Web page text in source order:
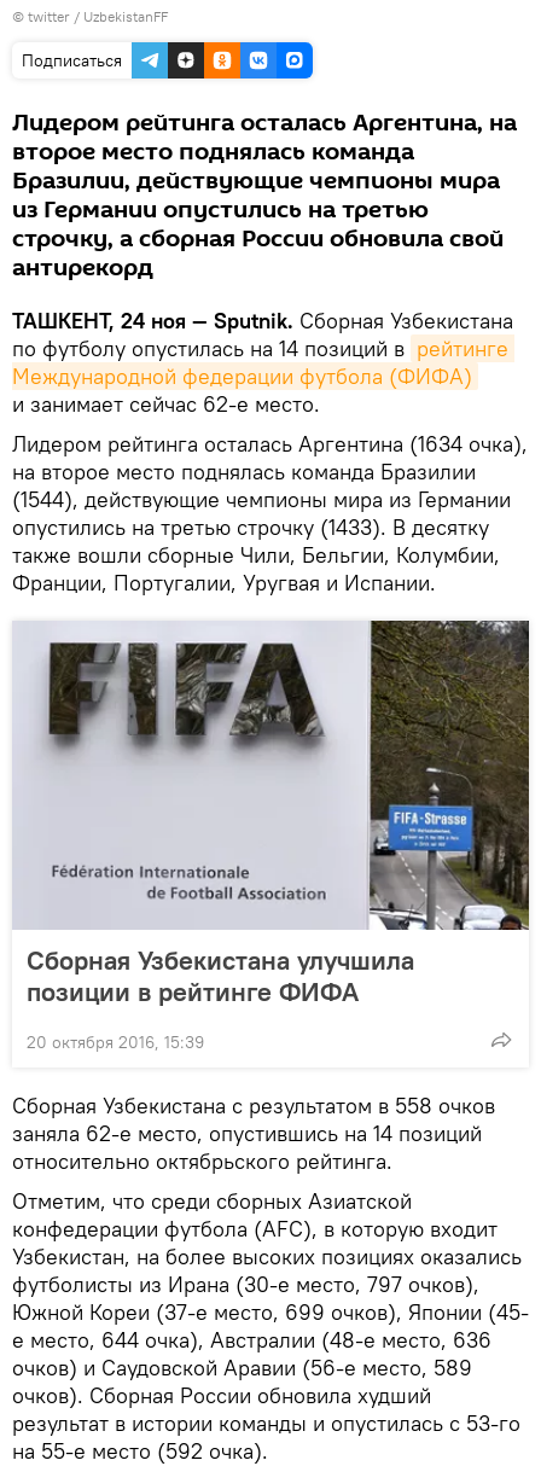
© twitter / UzbekistanFF
Подписаться
Лидером рейтинга осталась Аргентина, на
второе место поднялась команда
Бразилии, действующие чемпионы мира
из Германии опустились на третью
строчку, а сборная России обновила свой
антирекорд
ТАШКЕНТ, 24 ноя — Sputnik. Сборная Узбекистана
по футболу опустилась на 14 позиций в рейтинге
Международной федерации футбола (ФИФА)
и занимает сейчас 62-е место.
Лидером рейтинга осталась Аргентина (1634 очка),
на второе место поднялась команда Бразилии
(1544), действующие чемпионы мира из Германии
опустились на третью строчку (1433). В десятку
также вошли сборные Чили, Бельгии, Колумбии,
Франции, Португалии, Уругвая и Испании.
Сборная Узбекистана улучшила
позиции в рейтинге ФИФА
20 октября 2016, 15:39
Сборная Узбекистана с результатом в 558 очков
заняла 62-е место, опустившись на 14 позиций
относительно октябрьского рейтинга.
Отметим, что среди сборных Азиатской
конфедерации футбола (AFC), в которую входит
Узбекистан, на более высоких позициях оказались
футболисты из Ирана (30-е место, 797 очков),
Южной Кореи (37-е место, 699 очков), Японии (45-
е место, 644 очка), Австралии (48-е место, 636
очков) и Саудовской Аравии (56-е место, 589
очков). Сборная России обновила худший
результат в истории команды и опустилась с 53-го
на 55-е место (592 очка).